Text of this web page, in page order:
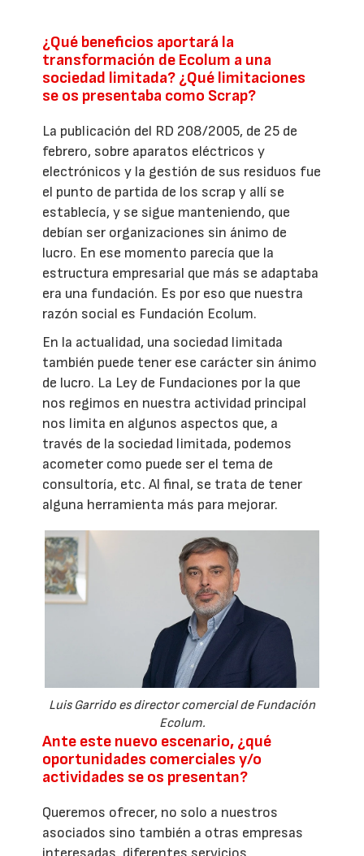
¿Qué beneficios aportará la
transformación de Ecolum a una
sociedad limitada? ¿Qué limitaciones
se os presentaba como Scrap?
La publicación del RD 208/2005, de 25 de
febrero, sobre aparatos eléctricos y
electrónicos y la gestión de sus residuos fue
el punto de partida de los scrap y allí se
establecía, y se sigue manteniendo, que
debían ser organizaciones sin ánimo de
lucro. En ese momento parecía que la
estructura empresarial que más se adaptaba
era una fundación. Es por eso que nuestra
razón social es Fundación Ecolum.
En la actualidad, una sociedad limitada
también puede tener ese carácter sin ánimo
de lucro. La Ley de Fundaciones por la que
nos regimos en nuestra actividad principal
nos limita en algunos aspectos que, a
través de la sociedad limitada, podemos
acometer como puede ser el tema de
consultoría, etc. Al final, se trata de tener
alguna herramienta más para mejorar.
Luis Garrido es director comercial de Fundación
Ecolum.
Ante este nuevo escenario, ¿qué
oportunidades comerciales y/o
actividades se os presentan?
Queremos ofrecer, no solo a nuestros
asociados sino también a otras empresas